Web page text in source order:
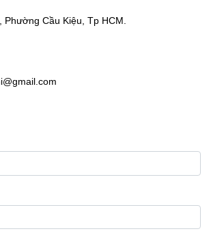
Phường Cầu Kiệu, Tp HCM.